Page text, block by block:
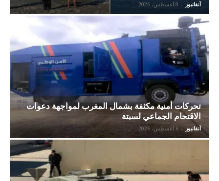
آنفانيوز - 8 أغسطس، 2026
تحركات أمنية مكثفة بشمال المغرب لمواجهة دعوات
الاقتحام الجماعي لسبتة
آنفانيوز - 6 أغسطس، 2026